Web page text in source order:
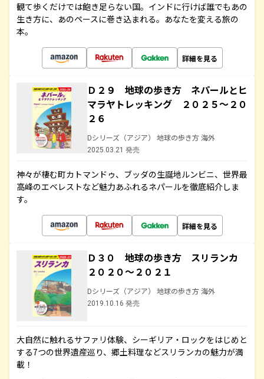
観て歩くだけでは飽き足らない国。インドに行けば誰でもあの
生き方に、あのペースに巻き込まれる。あなたを変える旅の
本。
詳細を見る
Ｄ２９ 地球の歩き方 ネパールとヒ
マラヤトレッキング ２０２５～２０
２６
Dシリーズ（アジア） 地球の歩き方 海外
2025.03.21 発売
神々が棲む町カトマンドゥ、ブッダの生誕地ルンビニ、世界最
高峰のエベレストなど魅力あふれるネパールを徹底紹介しま
す。
詳細を見る
Ｄ３０ 地球の歩き方 スリランカ
２０２０～２０２１
Dシリーズ（アジア） 地球の歩き方 海外
2019.10.16 発売
大自然に触れるサファリ体験、シーギリア・ロックをはじめと
する7つの世界遺産巡り、郷土料理などスリランカの魅力が満
載！